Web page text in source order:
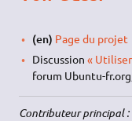
(en) Page du projet
Discussion « Utiliser
forum Ubuntu-
Contributeur principal :